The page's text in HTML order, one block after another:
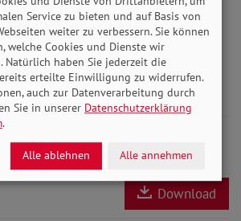
in Berlin zum Thema
Artikel
Zeitung Mai 2025 /
- 8 MB
Download
Service zu bieten und auf Basis von
weiter zu verbessern. Sie können
welche Cookies und Dienste wir
Natürlich haben Sie jederzeit die
erteilte Einwilligung zu widerrufen.
auch zur Datenverarbeitung durch
Sie in unserer Datenschutzerklärung
.
Alle ablehnen Alle annehmen